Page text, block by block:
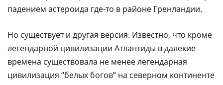
падением астероида где-то в районе Гренландии.
Но существует и другая версия. Известно, что кроме
легендарной цивилизации Атлантиды в далекие
времена существовала не менее легендарная
цивилизация “белых богов” на северном континенте